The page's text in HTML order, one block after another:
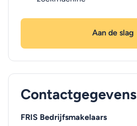
Aan de slag
Contactgegevens
FRIS Bedrijfsmakelaars